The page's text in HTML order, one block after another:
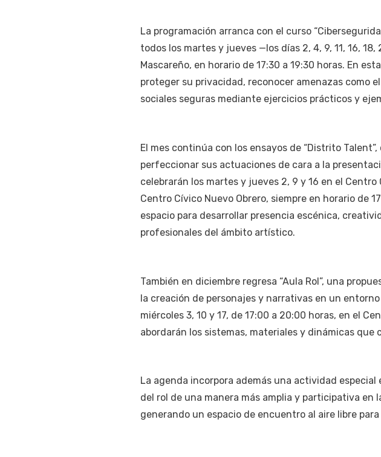
La programación arranca con el curso
todos los martes y jueves —los días 2, 4, 9, 11, 16,
Mascareño, en horario de 17:30 a 19:30 horas. En
proteger su privacidad, reconocer amenazas como
sociales seguras mediante ejercicios prácticos y
El mes continúa con los ensayos de “Distrito
perfeccionar sus actuaciones de cara a la
celebrarán los martes y jueves 2, 9 y 16 en el Centro
Centro Cívico Nuevo Obrero, siempre en horario de
espacio para desarrollar presencia escénica,
profesionales del ámbito artístico.
También en diciembre regresa “Aula Rol”, una
la creación de personajes y narrativas en un
miércoles 3, 10 y 17, de 17:00 a 20:00 horas, en el
abordarán los sistemas, materiales y dinámicas
La agenda incorpora además una actividad
del rol de una manera más amplia y participativa en
generando un espacio de encuentro al aire libre